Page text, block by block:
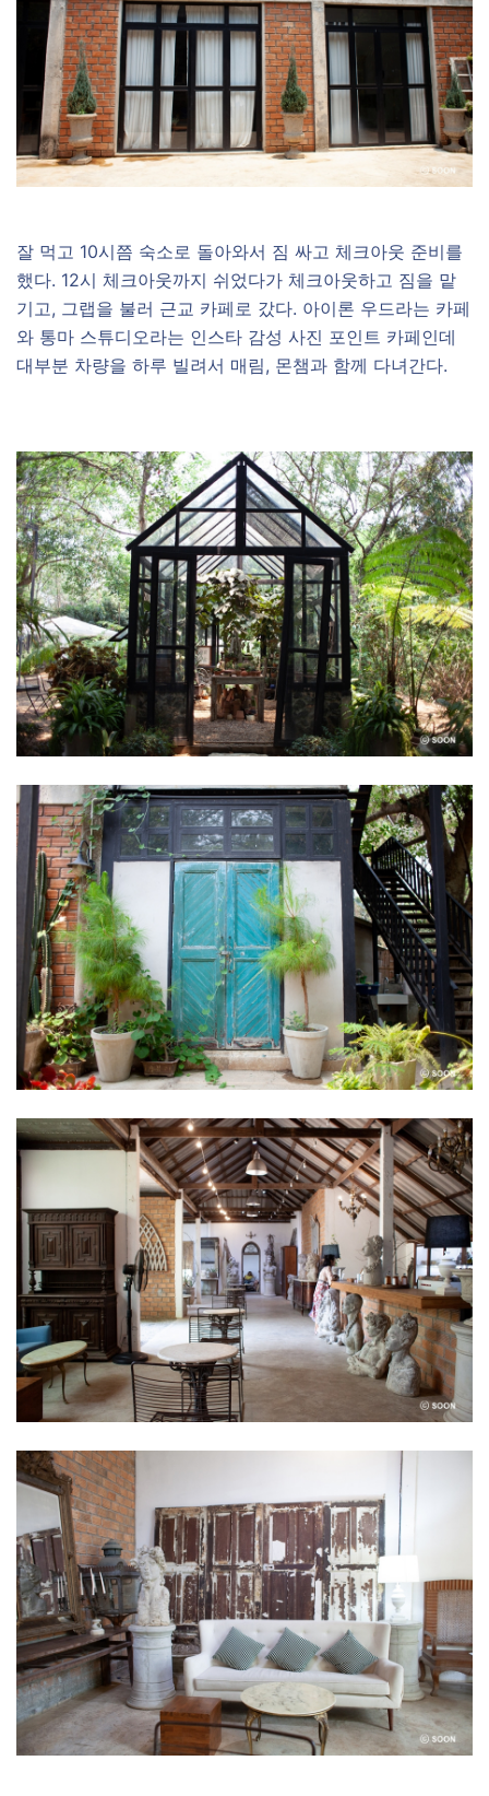
잘 먹고 10시쯤 숙소로 돌아와서 짐 싸고 체크아웃 준비를
했다. 12시 체크아웃까지 쉬었다가 체크아웃하고 짐을 맡
기고, 그랩을 불러 근교 카페로 갔다. 아이론 우드라는 카페
와 통마 스튜디오라는 인스타 감성 사진 포인트 카페인데
대부분 차량을 하루 빌려서 매림, 몬챔과 함께 다녀간다.